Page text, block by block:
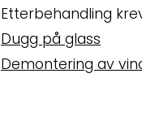
Etterbehandling
Dugg på glass
Demontering av